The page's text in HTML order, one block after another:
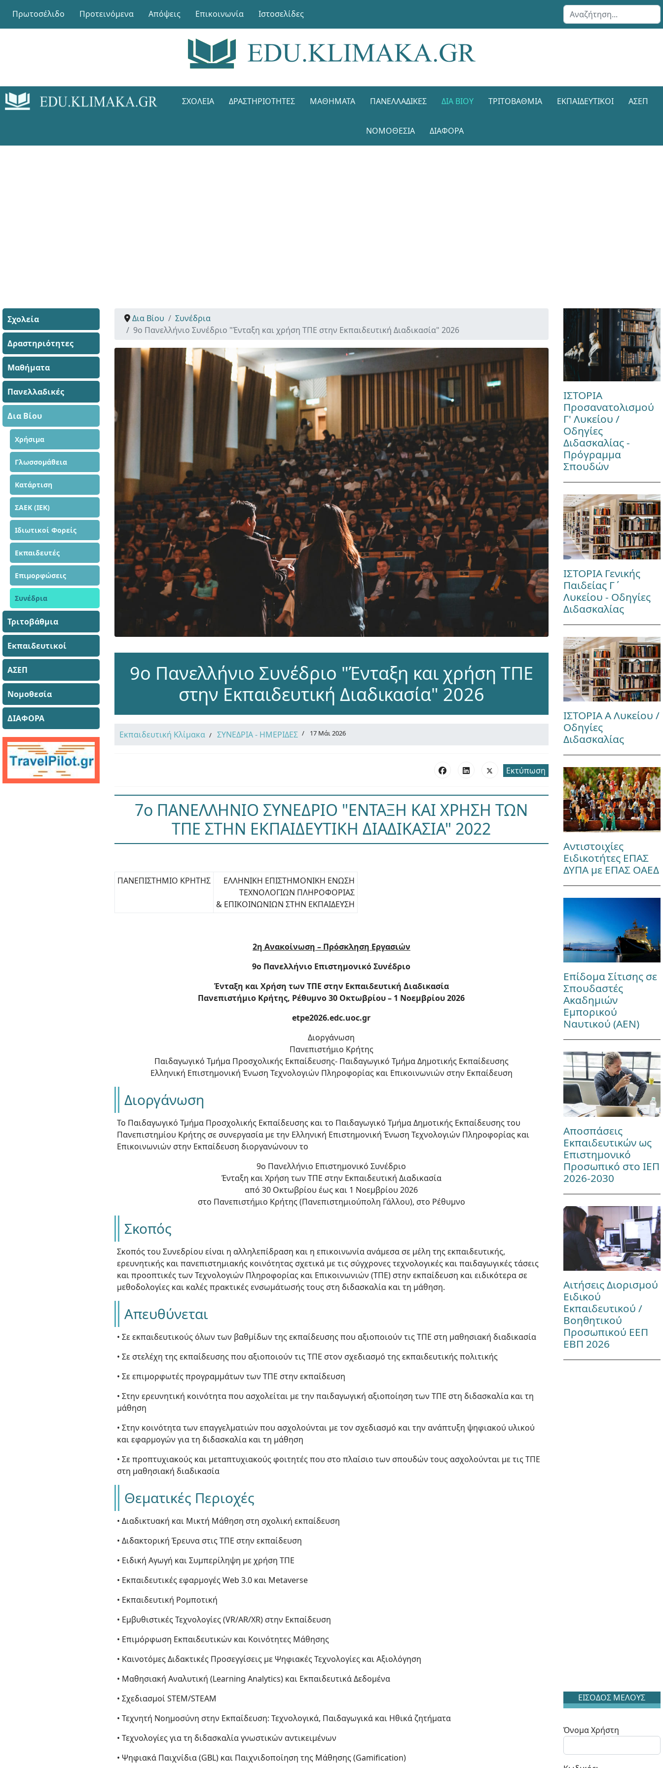
Πρωτοσέλιδο Προτεινόμενα Απόψεις Επικοινωνία Ιστοσελίδες Αναζήτηση...
ΣΧΟΛΕΊΑ ΔΡΑΣΤΗΡΙΌΤΗΤΕΣ ΜΑΘΉΜΑΤΑ ΠΑΝΕΛΛΑΔΙΚΈΣ ΔΙΑ ΒΊΟΥ ΤΡΙΤΟΒΆΘΜΙΑ ΕΚΠΑΙΔΕΥΤΙΚΟΊ ΑΣΕΠ
ΝΟΜΟΘΕΣΊΑ ΔΙΑΦΟΡΑ
Σχολεία
Δραστηριότητες
Μαθήματα
Πανελλαδικές
Δια Βίου
Χρήσιμα
Γλωσσομάθεια
Κατάρτιση
ΣΑΕΚ (ΙΕΚ)
Ιδιωτικοί Φορείς
Εκπαιδευτές
Επιμορφώσεις
Συνέδρια
Τριτοβάθμια
Εκπαιδευτικοί
ΑΣΕΠ
Νομοθεσία
ΔΙΑΦΟΡΑ
Δια Βίου
Συνέδρια
9ο Πανελλήνιο Συνέδριο "Ένταξη και χρήση ΤΠΕ στην Εκπαιδευτική Διαδικασία" 2026
9ο Πανελλήνιο Συνέδριο "Ένταξη και χρήση ΤΠΕ
στην Εκπαιδευτική Διαδικασία" 2026
Εκπαιδευτική Κλίμακα ΣΥΝΕΔΡΙΑ - ΗΜΕΡΙΔΕΣ 17 Μάι 2026
Εκτύπωση
7ο ΠΑΝΕΛΛΗΝΙΟ ΣΥΝΕΔΡΙΟ "ΕΝΤΑΞΗ ΚΑΙ ΧΡΗΣΗ ΤΩΝ
ΤΠΕ ΣΤΗΝ ΕΚΠΑΙΔΕΥΤΙΚΗ ΔΙΑΔΙΚΑΣΙΑ" 2022
ΠΑΝΕΠΙΣΤΗΜΙΟ ΚΡΗΤΗΣ
ΕΛΛΗΝΙΚΗ ΕΠΙΣΤΗΜΟΝΙΚΗ ΕΝΩΣΗ
ΤΕΧΝΟΛΟΓΙΩΝ ΠΛΗΡΟΦΟΡΙΑΣ
& ΕΠΙΚΟΙΝΩΝΙΩΝ ΣΤΗΝ ΕΚΠΑΙΔΕΥΣΗ
2η Ανακοίνωση – Πρόσκληση Εργασιών
9ο Πανελλήνιο Επιστημονικό Συνέδριο
Ένταξη και Χρήση των ΤΠΕ στην Εκπαιδευτική Διαδικασία
Πανεπιστήμιο Κρήτης, Ρέθυμνο 30 Οκτωβρίου – 1 Νοεμβρίου 2026
etpe2026.edc.uoc.gr
Διοργάνωση
Πανεπιστήμιο Κρήτης
Παιδαγωγικό Τμήμα Προσχολικής Εκπαίδευσης- Παιδαγωγικό Τμήμα Δημοτικής Εκπαίδευσης
Ελληνική Επιστημονική Ένωση Τεχνολογιών Πληροφορίας και Επικοινωνιών στην Εκπαίδευση
Διοργάνωση
Το Παιδαγωγικό Τμήμα Προσχολικής Εκπαίδευσης και το Παιδαγωγικό Τμήμα Δημοτικής Εκπαίδευσης του
Πανεπιστημίου Κρήτης σε συνεργασία με την Ελληνική Επιστημονική Ένωση Τεχνολογιών Πληροφορίας και
Επικοινωνιών στην Εκπαίδευση διοργανώνουν το
9ο Πανελλήνιο Επιστημονικό Συνέδριο
Ένταξη και Χρήση των ΤΠΕ στην Εκπαιδευτική Διαδικασία
από 30 Οκτωβρίου έως και 1 Νοεμβρίου 2026
στο Πανεπιστήμιο Κρήτης (Πανεπιστημιούπολη Γάλλου), στο Ρέθυμνο
Σκοπός
Σκοπός του Συνεδρίου είναι η αλληλεπίδραση και η επικοινωνία ανάμεσα σε μέλη της εκπαιδευτικής,
ερευνητικής και πανεπιστημιακής κοινότητας σχετικά με τις σύγχρονες τεχνολογικές και παιδαγωγικές τάσεις
και προοπτικές των Τεχνολογιών Πληροφορίας και Επικοινωνιών (ΤΠΕ) στην εκπαίδευση και ειδικότερα σε
μεθοδολογίες και καλές πρακτικές ενσωμάτωσής τους στη διδασκαλία και τη μάθηση.
Απευθύνεται
• Σε εκπαιδευτικούς όλων των βαθμίδων της εκπαίδευσης που αξιοποιούν τις ΤΠΕ στη μαθησιακή διαδικασία
• Σε στελέχη της εκπαίδευσης που αξιοποιούν τις ΤΠΕ στον σχεδιασμό της εκπαιδευτικής πολιτικής
• Σε επιμορφωτές προγραμμάτων των ΤΠΕ στην εκπαίδευση
• Στην ερευνητική κοινότητα που ασχολείται με την παιδαγωγική αξιοποίηση των ΤΠΕ στη διδασκαλία και τη
μάθηση
• Στην κοινότητα των επαγγελματιών που ασχολούνται με τον σχεδιασμό και την ανάπτυξη ψηφιακού υλικού
και εφαρμογών για τη διδασκαλία και τη μάθηση
• Σε προπτυχιακούς και μεταπτυχιακούς φοιτητές που στο πλαίσιο των σπουδών τους ασχολούνται με τις ΤΠΕ
στη μαθησιακή διαδικασία
Θεματικές Περιοχές
• Διαδικτυακή και Μικτή Μάθηση στη σχολική εκπαίδευση
• Διδακτορική Έρευνα στις ΤΠΕ στην εκπαίδευση
• Ειδική Αγωγή και Συμπερίληψη με χρήση ΤΠΕ
• Εκπαιδευτικές εφαρμογές Web 3.0 και Metaverse
• Εκπαιδευτική Ρομποτική
• Εμβυθιστικές Τεχνολογίες (VR/AR/XR) στην Εκπαίδευση
• Επιμόρφωση Εκπαιδευτικών και Κοινότητες Μάθησης
• Καινοτόμες Διδακτικές Προσεγγίσεις με Ψηφιακές Τεχνολογίες και Αξιολόγηση
• Μαθησιακή Αναλυτική (Learning Analytics) και Εκπαιδευτικά Δεδομένα
• Σχεδιασμοί STEM/STEAM
• Τεχνητή Νοημοσύνη στην Εκπαίδευση: Τεχνολογικά, Παιδαγωγικά και Ηθικά ζητήματα
• Τεχνολογίες για τη διδασκαλία γνωστικών αντικειμένων
• Ψηφιακά Παιχνίδια (GBL) και Παιχνιδοποίηση της Μάθησης (Gamification)
ΙΣΤΟΡΙΑ
Προσανατολισμού
Γ' Λυκείου /
Οδηγίες
Διδασκαλίας -
Πρόγραμμα
Σπουδών
ΙΣΤΟΡΙΑ Γενικής
Παιδείας Γ΄
Λυκείου - Οδηγίες
Διδασκαλίας
ΙΣΤΟΡΙΑ Α Λυκείου /
Οδηγίες
Διδασκαλίας
Αντιστοιχίες
Ειδικοτήτες ΕΠΑΣ
ΔΥΠΑ με ΕΠΑΣ ΟΑΕΔ
Επίδομα Σίτισης σε
Σπουδαστές
Ακαδημιών
Εμπορικού
Ναυτικού (ΑΕΝ)
Αποσπάσεις
Εκπαιδευτικών ως
Επιστημονικό
Προσωπικό στο ΙΕΠ
2026-2030
Αιτήσεις Διορισμού
Ειδικού
Εκπαιδευτικού /
Βοηθητικού
Προσωπικού ΕΕΠ
ΕΒΠ 2026
ΕΙΣΟΔΟΣ ΜΕΛΟΥΣ
Όνομα Χρήστη